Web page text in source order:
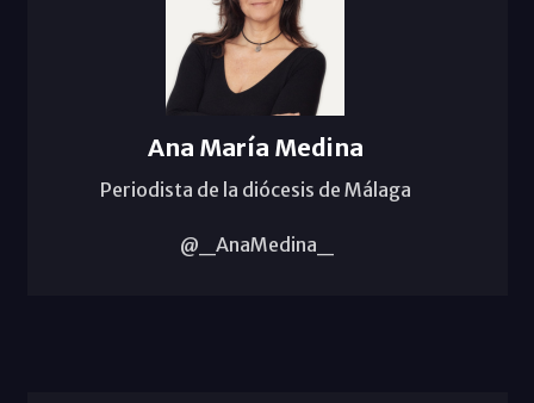
Ana María Medina
Periodista de la diócesis de Málaga
@_AnaMedina_